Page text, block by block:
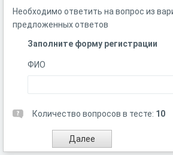
Необходимо ответить на вопрос из
предложенных ответов
Заполните форму регистрации
ФИО
Количество вопросов в тесте: 10